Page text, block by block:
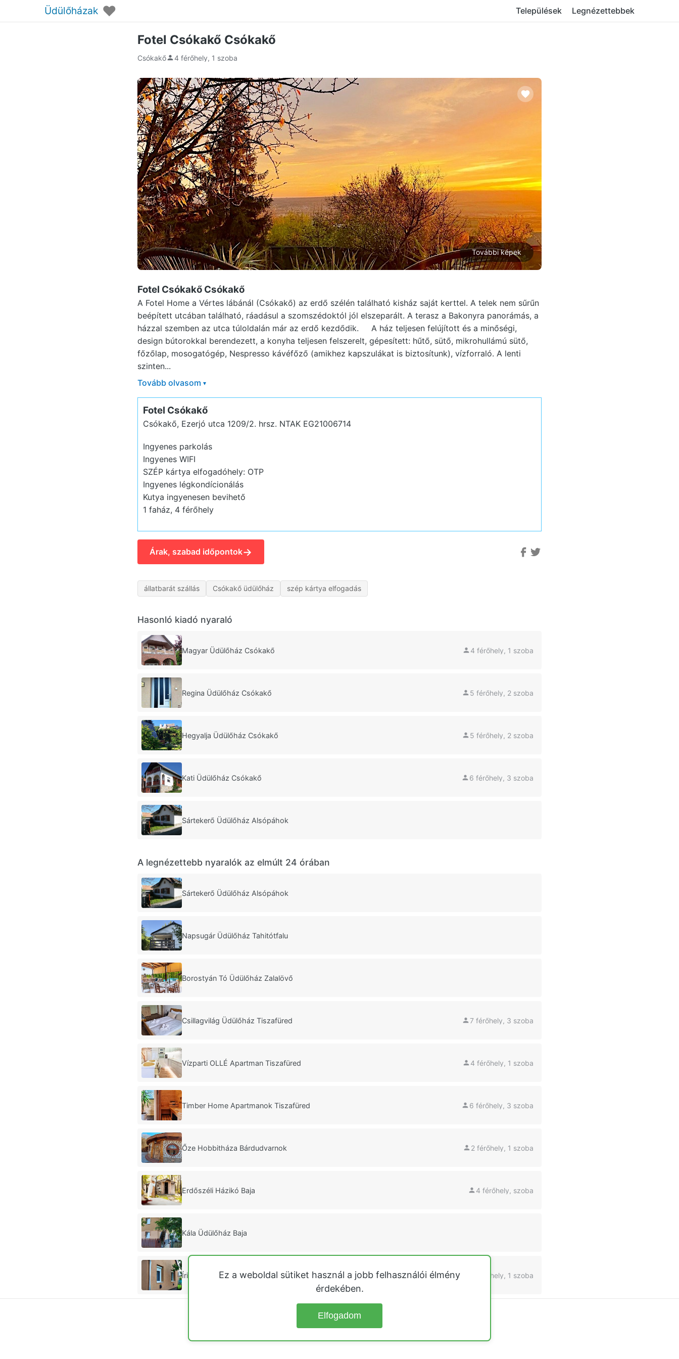
Üdülőházak ♥ Települések Legnézettebbek
Fotel Csókakő Csókakő
Csókakő 4 férőhely, 1 szoba
További képek
Fotel Csókakő Csókakő
A Fotel Home a Vértes lábánál (Csókakő) az erdő szélén található kisház saját kerttel. A telek nem sűrűn
beépített utcában található, ráadásul a szomszédoktól jól elszeparált. A terasz a Bakonyra panorámás, a
házzal szemben az utca túloldalán már az erdő kezdődik. A ház teljesen felújított és a minőségi,
design bútorokkal berendezett, a konyha teljesen felszerelt, gépesített: hűtő, sütő, mikrohullámú sütő,
főzőlap, mosogatógép, Nespresso kávéfőző (amikhez kapszulákat is biztosítunk), vízforraló. A lenti
szinten...
Tovább olvasom ▾
Fotel Csókakő
Csókakő, Ezerjó utca 1209/2. hrsz. NTAK EG21006714
Ingyenes parkolás
Ingyenes WIFI
SZÉP kártya elfogadóhely: OTP
Ingyenes légkondícionálás
Kutya ingyenesen bevihető
1 faház, 4 férőhely
Árak, szabad időpontok→
állatbarát szállás Csókakő üdülőház szép kártya elfogadás
Hasonló kiadó nyaraló
Magyar Üdülőház Csókakő 4 férőhely, 1 szoba
Regina Üdülőház Csókakő 5 férőhely, 2 szoba
Hegyalja Üdülőház Csókakő 5 férőhely, 2 szoba
Kati Üdülőház Csókakő 6 férőhely, 3 szoba
Sártekerő Üdülőház Alsópáhok
A legnézettebb nyaralók az elmúlt 24 órában
Sártekerő Üdülőház Alsópáhok
Napsugár Üdülőház Tahitótfalu
Borostyán Tó Üdülőház Zalalövő
Csillagvilág Üdülőház Tiszafüred 7 férőhely, 3 szoba
Vízparti OLLÉ Apartman Tiszafüred 4 férőhely, 1 szoba
Timber Home Apartmanok Tiszafüred 6 férőhely, 3 szoba
Őze Hobbitháza Bárdudvarnok 2 férőhely, 1 szoba
Erdőszéli Házikó Baja 4 férőhely, szoba
Kála Üdülőház Baja
Írisz Apartman Mezőkövesd 4 férőhely, 1 szoba
Ez a weboldal sütiket használ a jobb felhasználói élmény
érdekében.
Elfogadom